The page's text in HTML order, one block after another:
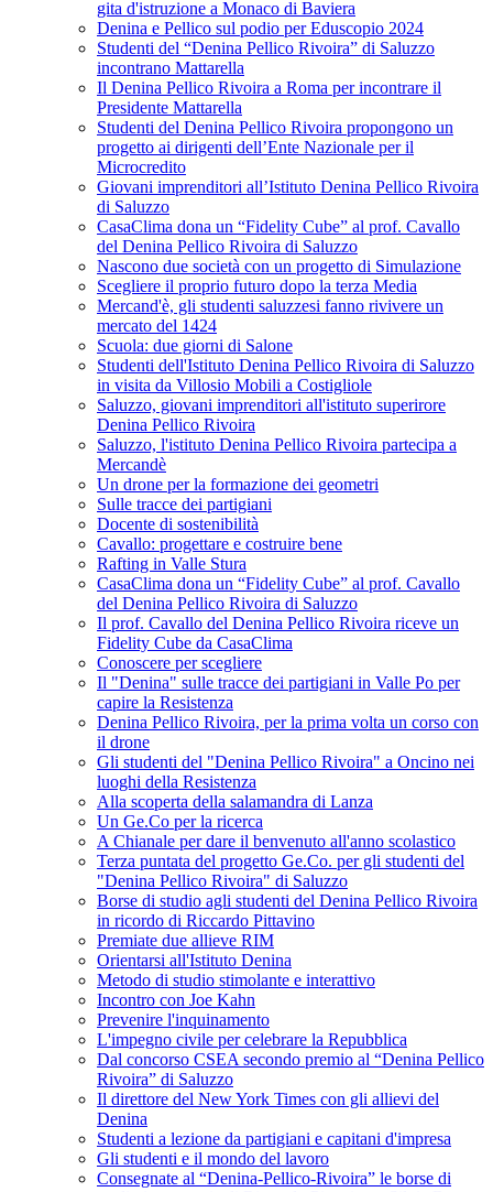
gita d'istruzione a Monaco di Baviera
Denina e Pellico sul podio per Eduscopio 2024
Studenti del “Denina Pellico Rivoira” di Saluzzo
incontrano Mattarella
Il Denina Pellico Rivoira a Roma per incontrare il
Presidente Mattarella
Studenti del Denina Pellico Rivoira propongono un
progetto ai dirigenti dell’Ente Nazionale per il
Microcredito
Giovani imprenditori all’Istituto Denina Pellico Rivoira
di Saluzzo
CasaClima dona un “Fidelity Cube” al prof. Cavallo
del Denina Pellico Rivoira di Saluzzo
Nascono due società con un progetto di Simulazione
Scegliere il proprio futuro dopo la terza Media
Mercand'è, gli studenti saluzzesi fanno rivivere un
mercato del 1424
Scuola: due giorni di Salone
Studenti dell'Istituto Denina Pellico Rivoira di Saluzzo
in visita da Villosio Mobili a Costigliole
Saluzzo, giovani imprenditori all'istituto superirore
Denina Pellico Rivoira
Saluzzo, l'istituto Denina Pellico Rivoira partecipa a
Mercandè
Un drone per la formazione dei geometri
Sulle tracce dei partigiani
Docente di sostenibilità
Cavallo: progettare e costruire bene
Rafting in Valle Stura
CasaClima dona un “Fidelity Cube” al prof. Cavallo
del Denina Pellico Rivoira di Saluzzo
Il prof. Cavallo del Denina Pellico Rivoira riceve un
Fidelity Cube da CasaClima
Conoscere per scegliere
Il "Denina" sulle tracce dei partigiani in Valle Po per
capire la Resistenza
Denina Pellico Rivoira, per la prima volta un corso con
il drone
Gli studenti del "Denina Pellico Rivoira" a Oncino nei
luoghi della Resistenza
Alla scoperta della salamandra di Lanza
Un Ge.Co per la ricerca
A Chianale per dare il benvenuto all'anno scolastico
Terza puntata del progetto Ge.Co. per gli studenti del
"Denina Pellico Rivoira" di Saluzzo
Borse di studio agli studenti del Denina Pellico Rivoira
in ricordo di Riccardo Pittavino
Premiate due allieve RIM
Orientarsi all'Istituto Denina
Metodo di studio stimolante e interattivo
Incontro con Joe Kahn
Prevenire l'inquinamento
L'impegno civile per celebrare la Repubblica
Dal concorso CSEA secondo premio al “Denina Pellico
Rivoira” di Saluzzo
Il direttore del New York Times con gli allievi del
Denina
Studenti a lezione da partigiani e capitani d'impresa
Gli studenti e il mondo del lavoro
Consegnate al “Denina-Pellico-Rivoira” le borse di